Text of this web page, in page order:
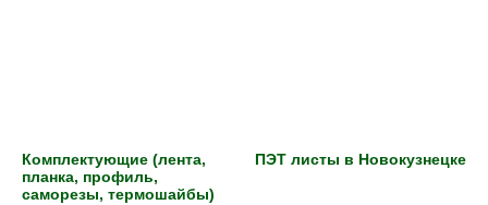
Комплектующие (лента,
планка, профиль,
саморезы, термошайбы)
ПЭТ листы в Новокузнецке